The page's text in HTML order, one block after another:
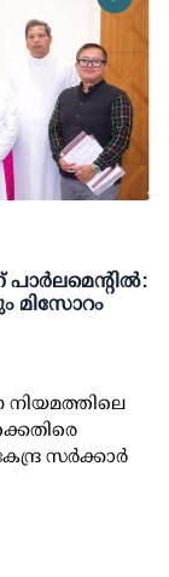
മിസോറം
സര്‍ക്കാര്‍